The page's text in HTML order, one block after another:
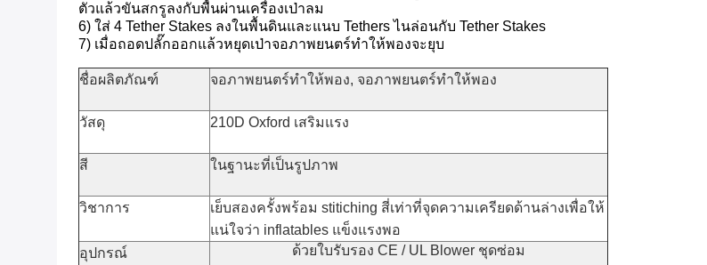
ตัวแล้วขันสกรูลงกับพื้นผ่านเครื่องเป่าลม
6) ใส่ 4 Tether Stakes ลงในพื้นดินและแนบ Tethers ไนล่อนกับ Tether Stakes
7) เมื่อถอดปลั๊กออกแล้วหยุดเป่าจอภาพยนตร์ทำให้พองจะยุบ
ชื่อผลิตภัณฑ์ จอภาพยนตร์ทำให้พอง, จอภาพยนตร์ทำให้พอง
วัสดุ 210D Oxford เสริมแรง
สี ในฐานะที่เป็นรูปภาพ
วิชาการ
เย็บสองครั้งพร้อม stitiching สี่เท่าที่จุดความเครียดด้านล่างเพื่อให้
แน่ใจว่า inflatables แข็งแรงพอ
อุปกรณ์
ด้วยใบรับรอง CE / UL Blower ชุดซ่อม